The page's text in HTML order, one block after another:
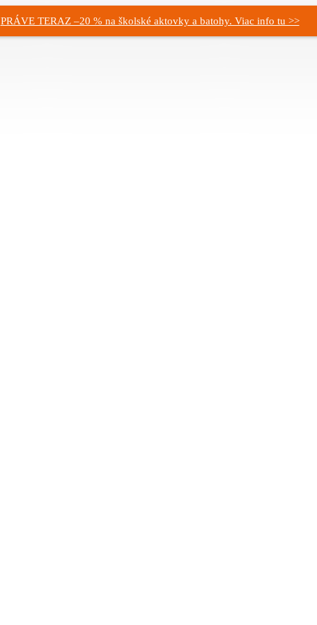
PRÁVE TERAZ –20 % na školské aktovky a batohy. Viac info tu >>